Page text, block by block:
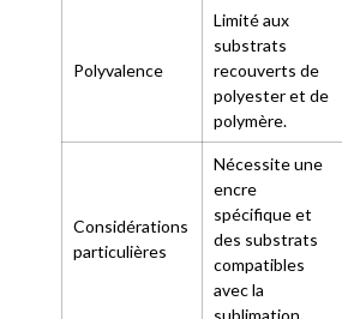
Polyvalence
Limité aux
substrats
recouverts de
polyester et de
polymère.
Considérations
particulières
Nécessite une
encre
spécifique et
des substrats
compatibles
avec la
sublimation.